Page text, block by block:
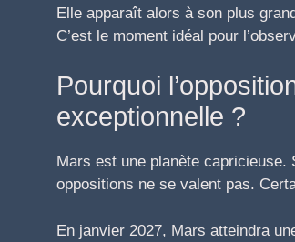
Elle apparaît alors à son plus
C’est le moment idéal pour
Pourquoi
exceptionnelle ?
Mars est une planète
oppositions ne se valent pas.
En janvier 2027, Mars atteindra